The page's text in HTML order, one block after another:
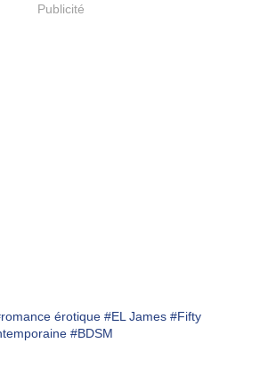
Publicité
érotique #EL James #Fifty
#BDSM